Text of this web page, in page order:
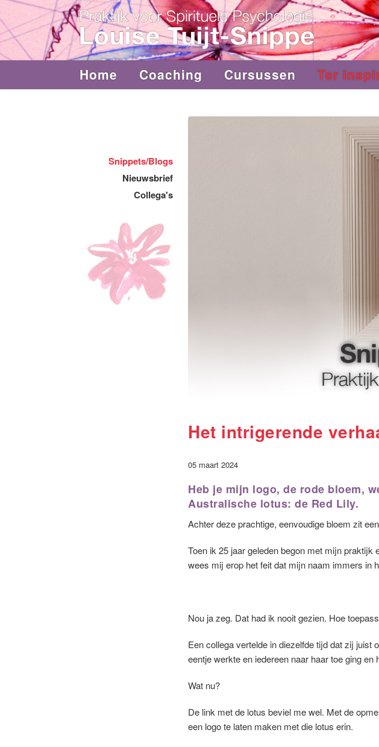
Home Coaching Cursussen Ter
Snippets/Blogs
Nieuwsbrief
Collega's
Het intrigerende
05 maart 2024
Heb je mijn logo, de rode bloem,
Australische lotus: de Red Lily.
Achter deze prachtige, eenvoudige bloem zit
Toen ik 25 jaar geleden begon met mijn
wees mij erop het feit dat mijn naam immers in
Nou ja zeg. Dat had ik nooit gezien. Hoe
Een collega vertelde in diezelfde tijd dat zij
eentje werkte en iedereen naar haar toe ging
Wat nu?
De link met de lotus beviel me wel. Met de
een logo te laten maken met die lotus erin.